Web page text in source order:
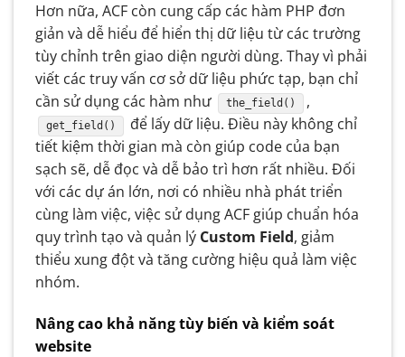
Hơn nữa, ACF còn cung cấp các hàm PHP đơn
giản và dễ hiểu để hiển thị dữ liệu từ các trường
tùy chỉnh trên giao diện người dùng. Thay vì phải
viết các truy vấn cơ sở dữ liệu phức tạp, bạn chỉ
cần sử dụng các hàm như
the_field() ,
get_field()
để lấy dữ liệu. Điều này không chỉ
tiết kiệm thời gian mà còn giúp code của bạn
sạch sẽ, dễ đọc và dễ bảo trì hơn rất nhiều. Đối
với các dự án lớn, nơi có nhiều nhà phát triển
cùng làm việc, việc sử dụng ACF giúp chuẩn hóa
quy trình tạo và quản lý Custom Field, giảm
thiểu xung đột và tăng cường hiệu quả làm việc
nhóm.
Nâng cao khả năng tùy biến và kiểm soát
website